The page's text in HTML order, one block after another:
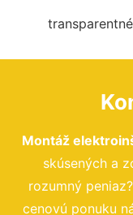
Montáž
skúsených a
rozumný
cenovú ponuku